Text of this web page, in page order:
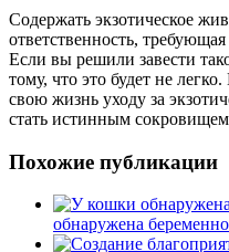
Содержать экзотическое
ответственность,
Если вы решили завести
тому, что это будет не
свою жизнь уходу за
стать истинным
Похожие публикации
обнаружена